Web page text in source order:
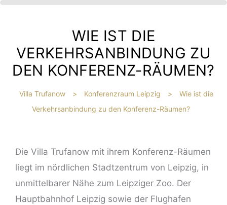
WIE IST DIE
VERKEHRSANBINDUNG ZU
DEN KONFERENZ-RÄUMEN?
Villa Trufanow > Konferenzraum Leipzig >
Wie ist die
Verkehrsanbindung zu den Konferenz-Räumen?
Die Villa Trufanow mit ihrem Konferenz-Räumen
liegt im nördlichen Stadtzentrum von Leipzig, in
unmittelbarer Nähe zum Leipziger Zoo. Der
Hauptbahnhof Leipzig sowie der Flughafen